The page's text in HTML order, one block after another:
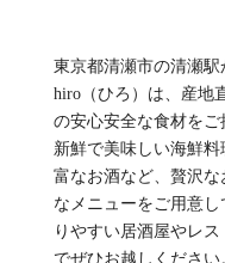
東京都清瀬市の清瀬
hiro（ひろ）は、産地
の安心安全な食材をご
新鮮で美味しい海鮮
富なお酒など、贅沢
なメニューをご用意
りやすい居酒屋やレ
でぜひお越しください